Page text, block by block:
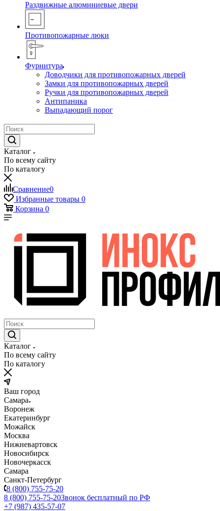
Раздвижные алюминиевые двери
Противопожарные люки
Фурнитура
Доводчики для противопожарных дверей
Замки для противопожарных дверей
Ручки для противопожарных дверей
Антипаника
Выпадающий порог
Каталог
По всему сайту
По каталогу
Сравнение0
Избранные товары 0
Корзина 0
Каталог
По всему сайту
По каталогу
Ваш город
Самара
Воронеж
Екатеринбург
Можайск
Москва
Нижневартовск
Новосибирск
Новочеркасск
Самара
Санкт-Петербург
8 (800) 755-75-20
8 (800) 755-75-20Звонок бесплатный по РФ
+7 (987) 435-57-07